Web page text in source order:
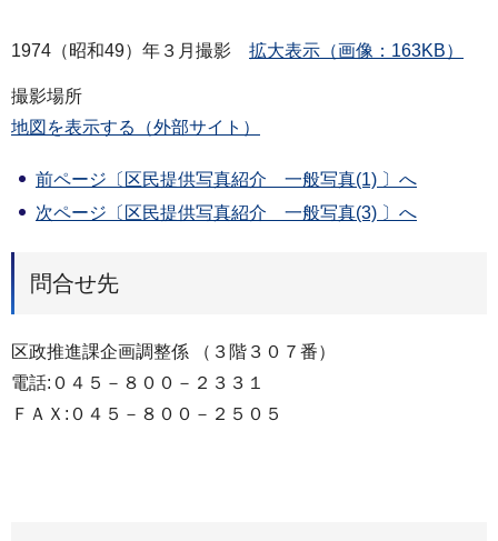
1974（昭和49）年３月撮影 拡大表示（画像：163KB）
撮影場所
地図を表示する（外部サイト）
前ページ〔区民提供写真紹介 一般写真(1) 〕へ
次ページ〔区民提供写真紹介 一般写真(3) 〕へ
問合せ先
区政推進課企画調整係 （３階３０７番）
電話:０４５－８００－２３３１
ＦＡＸ:０４５－８００－２５０５